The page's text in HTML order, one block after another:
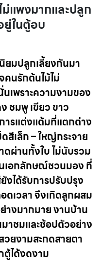
แพงมากและปลูก
ยู่ในตู้อบ
ยมปลูกเลี้ยงกันมา
นรักต้นไม้ไม่
เพราะความงามของ
ชมพู เขียว ขาว
ารแต่งแต้มที่แตกต่าง
สีเล็ก – ใหญ่กระจาย
ผ่านทั้งใบ ไม่นับรวม
เอกลักษณ์ชวนมอง ที่
ได้รับการปรับปรุง
เวลา จึงเกิดลูกผสม
างมากมาย งานบ้าน
าชมและช้อปตัวอย่าง
ยงามสะกดสายตา
ได้งดงาม